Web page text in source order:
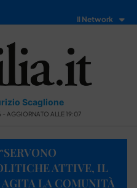
Il Network
Scaglione
AGGIORNATO ALLE 19:07
ATTIVE, IL
AGITA LA COMUNITÀ